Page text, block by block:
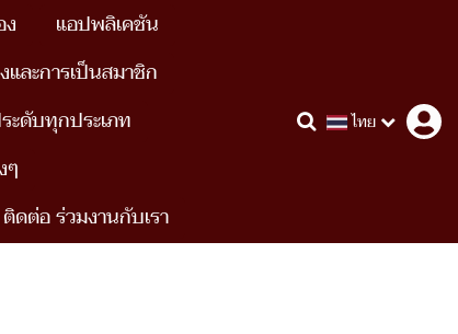
แอปพลิเคชัน
และการเป็นสมาชิก
ะดับทุกประเภท
ๆ
ติดต่อ ร่วมงานกับเรา
ไทย